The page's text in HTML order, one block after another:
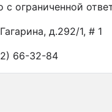
с ограниченной
д.292/1, # 1
66-32-84